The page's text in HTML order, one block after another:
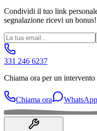
Condividi il tuo link
segnalazione ricevi un bonus!
331 246 6237
Chiama ora per un
Chiama ora WhatsApp